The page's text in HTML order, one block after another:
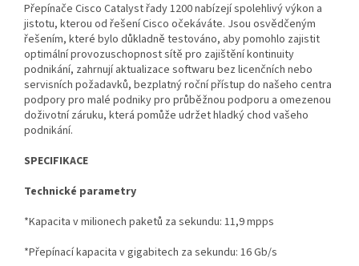
Přepínače Cisco Catalyst řady 1200 nabízejí spolehlivý výkon a
jistotu, kterou od řešení Cisco očekáváte. Jsou osvědčeným
řešením, které bylo důkladně testováno, aby pomohlo zajistit
optimální provozuschopnost sítě pro zajištění kontinuity
podnikání, zahrnují aktualizace softwaru bez licenčních nebo
servisních požadavků, bezplatný roční přístup do našeho centra
podpory pro malé podniky pro průběžnou podporu a omezenou
doživotní záruku, která pomůže udržet hladký chod vašeho
podnikání.
SPECIFIKACE
Technické parametry
*Kapacita v milionech paketů za sekundu: 11,9 mpps
*Přepínací kapacita v gigabitech za sekundu: 16 Gb/s